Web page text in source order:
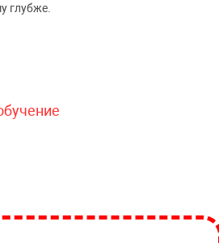
глубже.